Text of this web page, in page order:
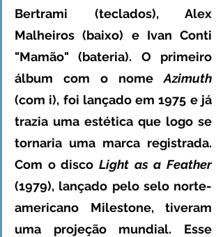
Bertrami (teclados), Alex
Malheiros (baixo) e Ivan Conti
"Mamão" (bateria). O primeiro
álbum com o nome Azimuth
(com i), foi lançado em 1975 e já
trazia uma estética que logo se
tornaria uma marca registrada.
Com o disco Light as a Feather
(1979), lançado pelo selo norte-
americano Milestone, tiveram
uma projeção mundial. Esse